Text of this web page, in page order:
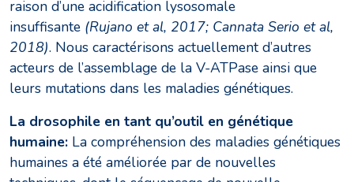
raison d’une acidification lysosomale
insuffisante (Rujano et al, 2017; Cannata Serio et al,
2018). Nous caractérisons actuellement d’autres
acteurs de l’assemblage de la V-ATPase ainsi que
leurs mutations dans les maladies génétiques.
La drosophile en tant qu’outil en génétique
humaine: La compréhension des maladies génétiques
humaines a été améliorée par de nouvelles